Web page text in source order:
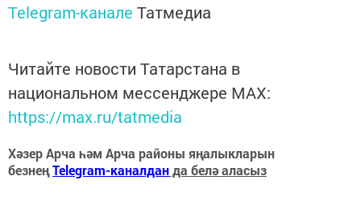
Telegram-канале Татмедиа
Читайте новости Татарстана в
национальном мессенджере MАХ:
https://max.ru/tatmedia
Хәзер Арча һәм Арча районы яңалыкларын
безнеңTelegram-каналданда белә аласыз